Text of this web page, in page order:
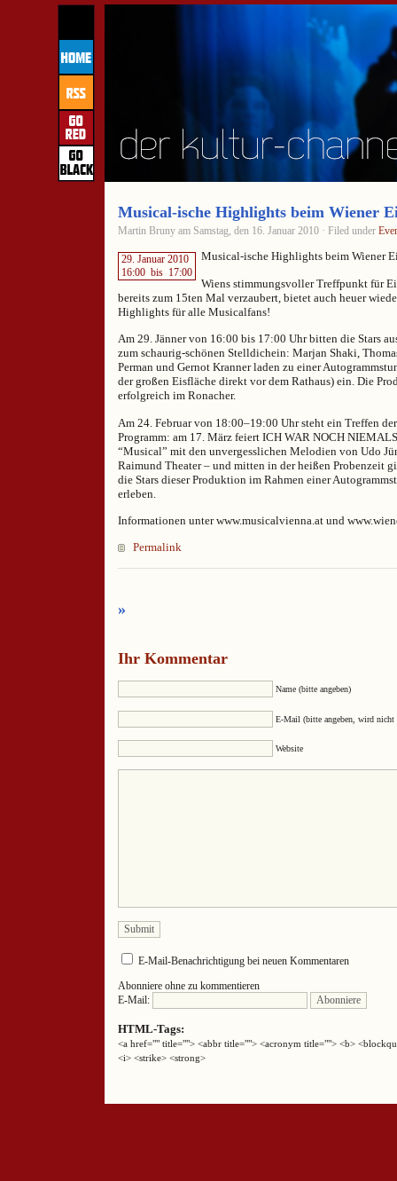
Musical-ische Highlights beim Wiener
Martin Bruny am Samstag, den 16. Januar 2010 · Filed under
29. Januar 2010
16:00 bis 17:00
Musical-ische Highlights beim Wiener
Wiens stimmungsvoller Treffpunkt für
bereits zum 15ten Mal verzaubert, bietet auch heuer
Highlights für alle Musicalfans!
Am 29. Jänner von 16:00 bis 17:00 Uhr bitten die Stars
zum schaurig-schönen Stelldichein: Marjan Shaki,
Perman und Gernot Kranner laden zu einer
der großen Eisfläche direkt vor dem Rathaus) ein. Die
erfolgreich im Ronacher.
Am 24. Februar von 18:00–19:00 Uhr steht ein Treffen
Programm: am 17. März feiert ICH WAR NOCH
“Musical” mit den unvergesslichen Melodien von Udo
Raimund Theater – und mitten in der heißen Probenzeit
die Stars dieser Produktion im Rahmen einer
erleben.
Informationen unter www.musicalvienna.at und
Permalink
»
Ihr Kommentar
Name (bitte angeben)
E-Mail (bitte angeben, wird nicht
Website
E-Mail-Benachrichtigung bei neuen Kommentaren
Abonniere ohne zu kommentieren
E-Mail:
HTML-Tags:
<a href="" title=""> <abbr title=""> <acronym title=""> <b>
<i> <strike> <strong>